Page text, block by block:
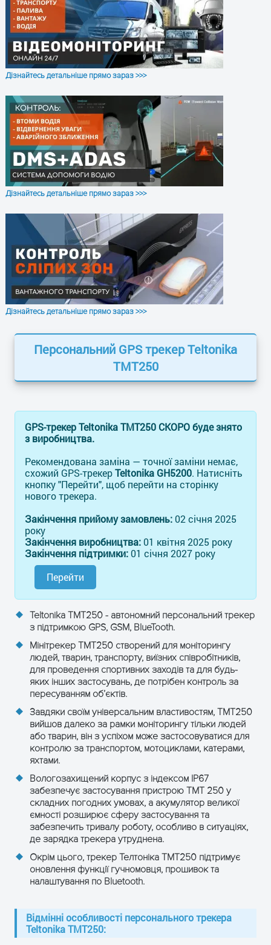
Дізнайтесь детальніше прямо зараз >>>
Дізнайтесь детальніше прямо зараз >>>
Дізнайтесь детальніше прямо зараз >>>
Персональний GPS трекер Teltonika
TMT250
GPS-трекер Teltonika TMT250 СКОРО буде знято
з виробництва.
Рекомендована заміна — точної заміни немає,
схожий GPS-трекерTeltonika GH5200. Натисніть
кнопку "Перейти", щоб перейти на сторінку
нового трекера.
Закінчення прийому замовлень: 02 січня 2025
року
Закінчення виробництва: 01 квітня 2025 року
Закінчення підтримки: 01 січня 2027 року
Перейти
Teltonika TMT250 - автономний персональний трекер
з підтримкою GPS, GSM, BlueTooth.
Мінітрекер TMT250 створений для моніторингу
людей, тварин, транспорту, виїзних співробітників,
для проведення спортивних заходів та для будь-
яких інших застосувань, де потрібен контроль за
пересуванням об’єктів.
Завдяки своїм універсальним властивостям, TMT250
вийшов далеко за рамки моніторингу тільки людей
або тварин, він з успіхом може застосовуватися для
контролю за транспортом, мотоциклами, катерами,
яхтами.
Вологозахищений корпус з індексом IP67
забезпечує застосування пристрою ТМТ 250 у
складних погодних умовах, а акумулятор великої
ємності розширює сферу застосування та
забезпечить тривалу роботу, особливо в ситуаціях,
де зарядка трекера утруднена.
Окрім цього, трекер Телтоніка ТМТ250 підтримує
оновлення функції гучномовця, прошивок та
налаштування по Bluetooth.
Відмінні особливості персонального трекера
Teltonika TMT250:
Вага, г
40
Захист корпусу
IP67
та отримайте консультацію
ОТРИМАТИ КОНСУЛЬТАЦІЮ
та отримайте консультацію
ОТРИМАТИ КОНСУЛЬТАЦІЮ